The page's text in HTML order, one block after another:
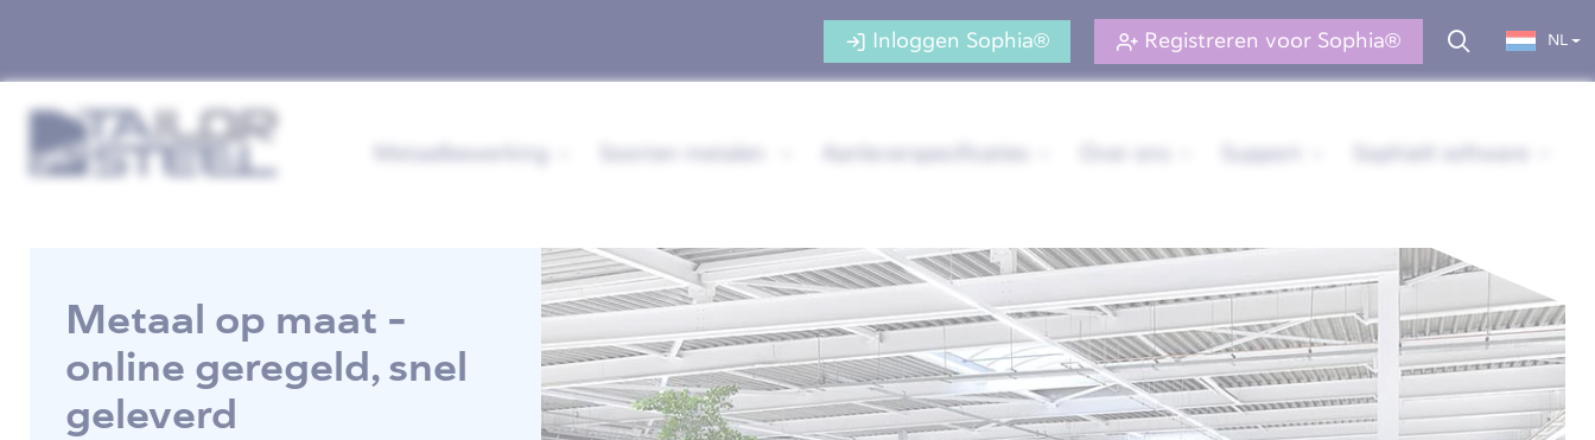
Inloggen Sophia® Registreren voor Sophia® NL
Metaal op maat -
online geregeld, snel
geleverd